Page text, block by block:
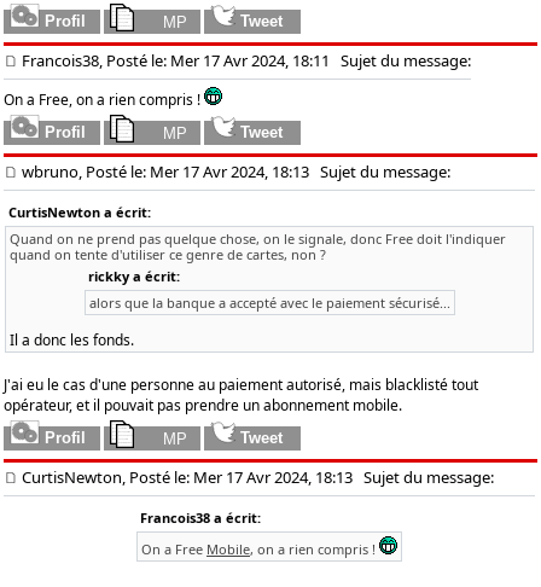
Francois38, Posté le: Mer 17 Avr 2024, 18:11 Sujet du message:
On a Free, on a rien compris !
wbruno, Posté le: Mer 17 Avr 2024, 18:13 Sujet du message:
CurtisNewton a écrit:
Quand on ne prend pas quelque chose, on le signale, donc Free doit l'indiquer
quand on tente d'utiliser ce genre de cartes, non ?
rickky a écrit:
alors que la banque a accepté avec le paiement sécurisé...
Il a donc les fonds.
J'ai eu le cas d'une personne au paiement autorisé, mais blacklisté tout
opérateur, et il pouvait pas prendre un abonnement mobile.
CurtisNewton, Posté le: Mer 17 Avr 2024, 18:13 Sujet du message:
Francois38 a écrit:
On a Free Mobile, on a rien compris !